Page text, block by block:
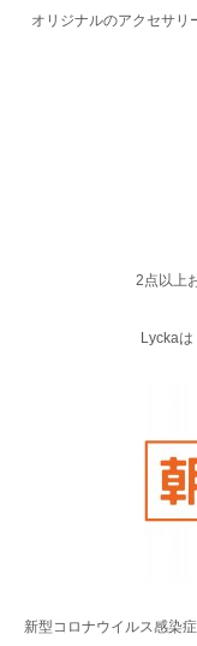
オリジナルのアクセサリ
2点以上
Lyckaは
新型コロナウイルス感染